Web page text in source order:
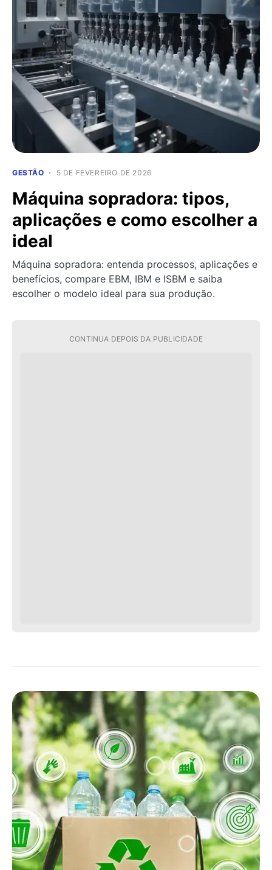
GESTÃO 5 DE FEVEREIRO DE 2026
Máquina sopradora: tipos,
aplicações e como escolher a
ideal
Máquina sopradora: entenda processos, aplicações e
benefícios, compare EBM, IBM e ISBM e saiba
escolher o modelo ideal para sua produção.
CONTINUA DEPOIS DA PUBLICIDADE